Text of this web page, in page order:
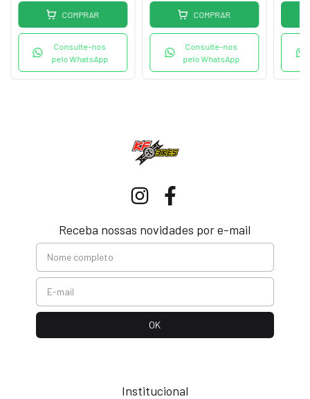
COMPRAR
Consulte-nos
pelo WhatsApp
COMPRAR
Consulte-nos
pelo WhatsApp
Receba nossas novidades por e-mail
Institucional